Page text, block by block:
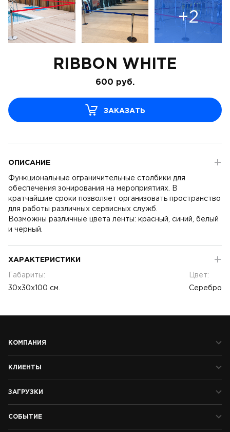
+2
RIBBON WHITE
600 руб.
ЗАКАЗАТЬ
ОПИСАНИЕ
Функциональные ограничительные столбики для
обеспечения зонирования на мероприятиях. В
кратчайшие сроки позволяет организовать пространство
для работы различных сервисных служб.
Возможны различные цвета ленты: красный, синий, белый
и черный.
ХАРАКТЕРИСТИКИ
Габариты:
30х30х100 см.
Цвет:
Серебро
КОМПАНИЯ
КЛИЕНТЫ
ЗАГРУЗКИ
СОБЫТИЕ